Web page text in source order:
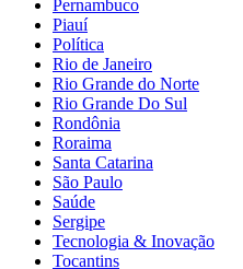
Pernambuco
Piauí
Política
Rio de Janeiro
Rio Grande do Norte
Rio Grande Do Sul
Rondônia
Roraima
Santa Catarina
São Paulo
Saúde
Sergipe
Tecnologia & Inovação
Tocantins